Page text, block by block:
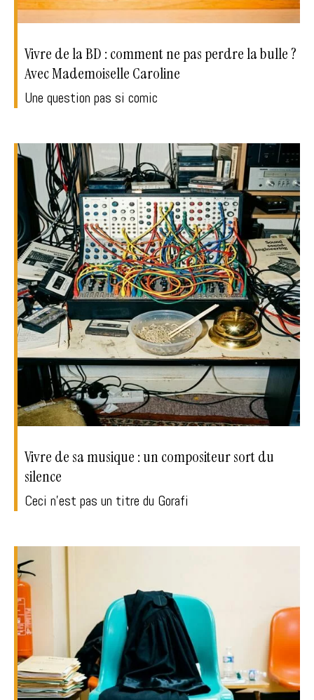
Vivre de la BD : comment ne pas perdre la bulle ?
Avec Mademoiselle Caroline
Une question pas si comic
Vivre de sa musique : un compositeur sort du
silence
Ceci n'est pas un titre du Gorafi